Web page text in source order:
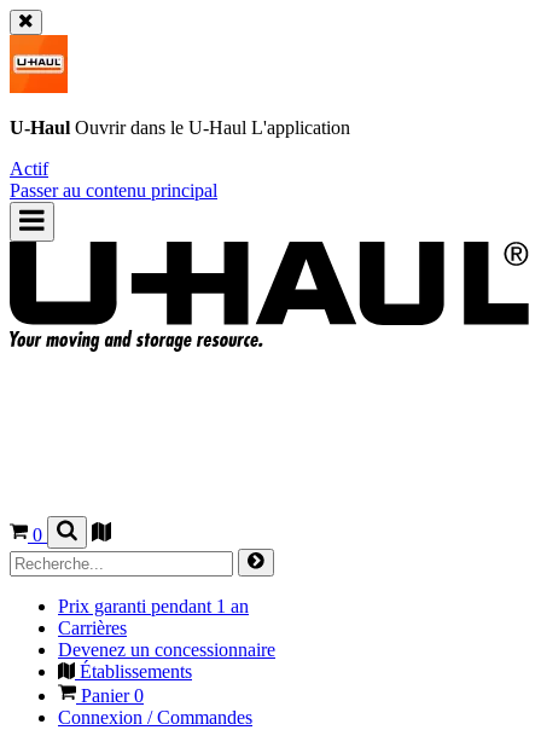
U-Haul Ouvrir dans le U-Haul L'application
Actif
Passer au contenu principal
0
Prix garanti pendant 1 an
Carrières
Devenez un concessionnaire
Établissements
Panier0
Connexion / Commandes